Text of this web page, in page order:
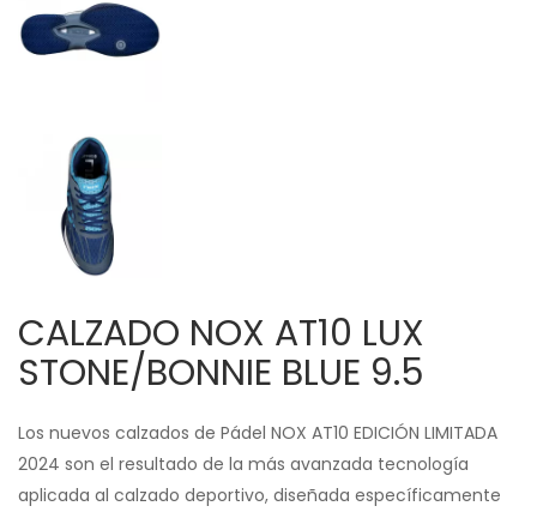
CALZADO NOX AT10 LUX
STONE/BONNIE BLUE 9.5
Los nuevos calzados de Pádel NOX AT10 EDICIÓN LIMITADA
2024 son el resultado de la más avanzada tecnología
aplicada al calzado deportivo, diseñada específicamente